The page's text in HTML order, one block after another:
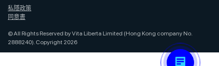
私隱政策
同意書
© All Rights Reserved by Vita Liberta Limited (Hong Kong company No.
2888240). Copyright 2026